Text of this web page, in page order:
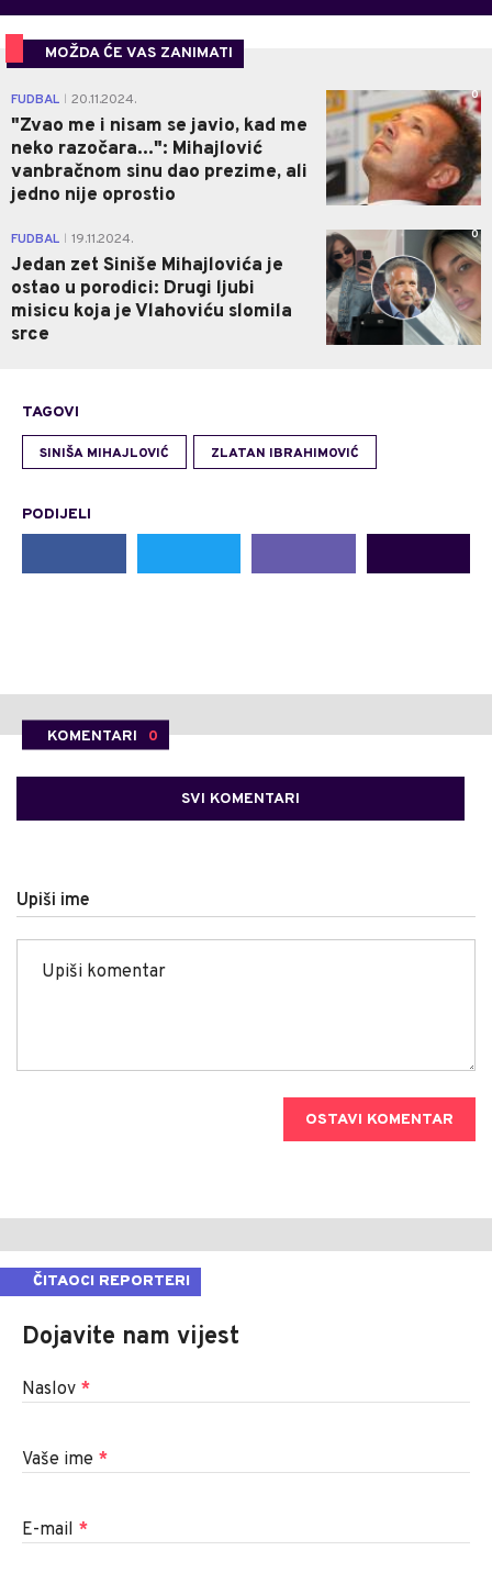
MOŽDA ĆE VAS ZANIMATI
FUDBAL 20.11.2024.
"Zvao me i nisam se javio, kad me
neko razočara...": Mihajlović
vanbračnom sinu dao prezime, ali
jedno nije oprostio
0
FUDBAL 19.11.2024.
Jedan zet Siniše Mihajlovića je
ostao u porodici: Drugi ljubi
misicu koja je Vlahoviću slomila
srce
0
TAGOVI
SINIŠA MIHAJLOVIĆ ZLATAN IBRAHIMOVIĆ
PODIJELI
KOMENTARI 0
SVI KOMENTARI
Upiši ime
OSTAVI KOMENTAR
ČITAOCI REPORTERI
Dojavite nam vijest
Naslov *
Vaše ime *
E-mail *